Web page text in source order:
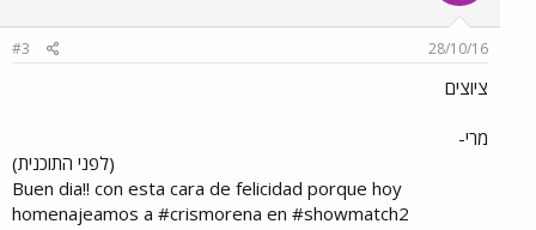
28/10/16
#3
ציוצים
מרי-
(לפני התוכנית)
Buen dia!! con esta cara de felicidad porque hoy
homenajeamos a #crismorena en #showmatch2